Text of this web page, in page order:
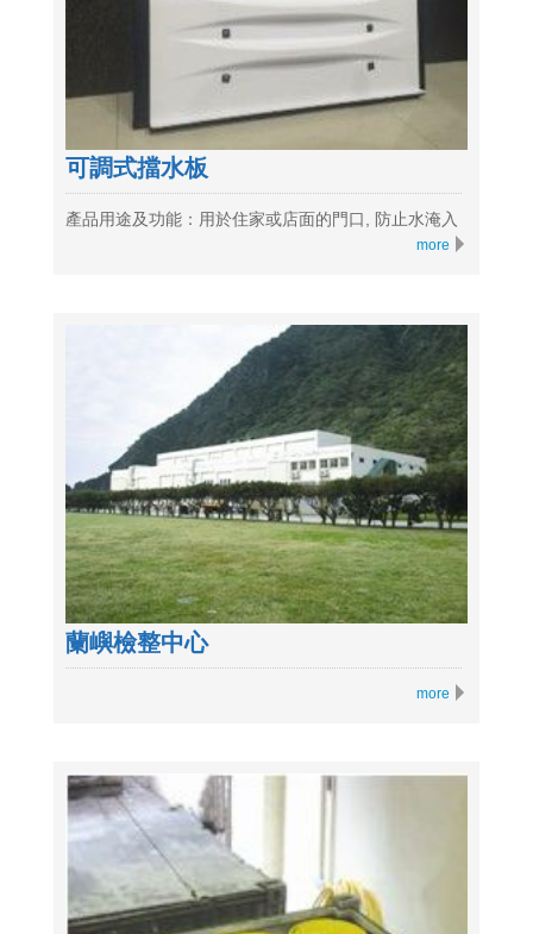
可調式擋水板
產品用途及功能：用於住家或店面的門口, 防止水淹入
more
蘭嶼檢整中心
more